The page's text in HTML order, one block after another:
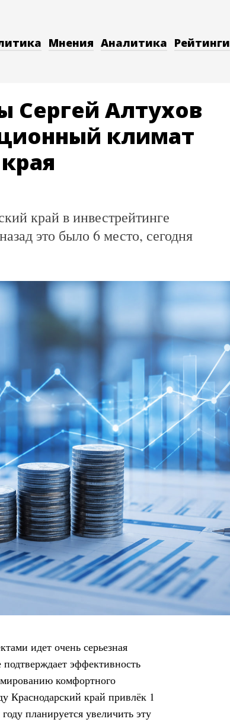
Мнения Аналитика Рейтинги
Сергей Алтухов
климат
край в инвестрейтинге
это было 6 место, сегодня
идет очень серьезная
эффективность
комфортного
Краснодарский край привлёк 1
планируется увеличить эту